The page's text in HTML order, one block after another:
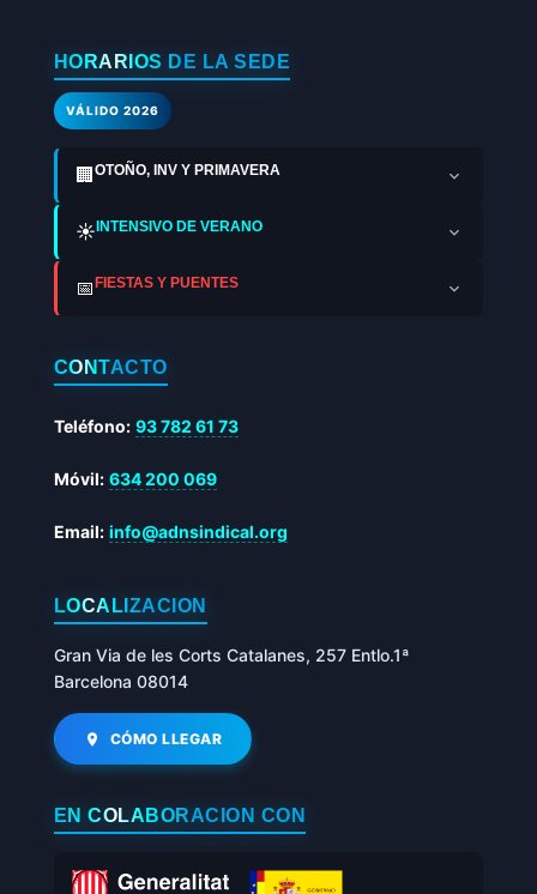
HORARIOS DE LA SEDE
VÁLIDO 2026
🏢 OTOÑO, INV Y PRIMAVERA
☀️INTENSIVO DE VERANO
📅FIESTAS Y PUENTES
CONTACTO
Teléfono: 93 782 61 73
Móvil: 634 200 069
Email: info@adnsindical.org
LOCALIZACIÓN
Gran Via de les Corts Catalanes, 257 Entlo.1ª
Barcelona 08014
CÓMO LLEGAR
EN COLABORACIÓN CON